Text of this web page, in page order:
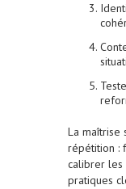
La maîtrise
répétition :
calibrer les
pratiques